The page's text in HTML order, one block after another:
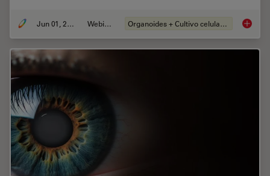
Jun 01, 2026 Webinar Organoides + Cultivo celular 3D